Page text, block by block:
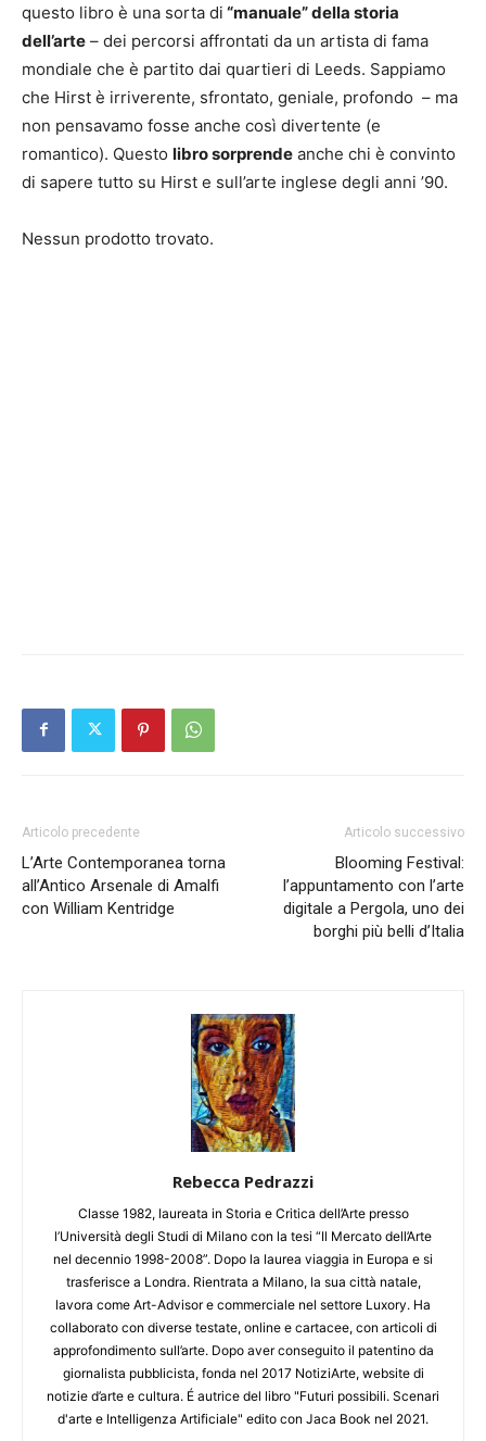
questo libro è una sorta di “manuale” della storia
dell’arte – dei percorsi affrontati da un artista di fama
mondiale che è partito dai quartieri di Leeds. Sappiamo
che Hirst è irriverente, sfrontato, geniale, profondo – ma
non pensavamo fosse anche così divertente (e
romantico). Questo libro sorprende anche chi è convinto
di sapere tutto su Hirst e sull’arte inglese degli anni ’90.
Nessun prodotto trovato.
Articolo precedente
L’Arte Contemporanea torna
all’Antico Arsenale di Amalfi
con William Kentridge
Articolo successivo
Blooming Festival:
l’appuntamento con l’arte
digitale a Pergola, uno dei
borghi più belli d’Italia
Rebecca Pedrazzi
Classe 1982, laureata in Storia e Critica dell’Arte presso
l’Università degli Studi di Milano con la tesi “Il Mercato dell’Arte
nel decennio 1998-2008”. Dopo la laurea viaggia in Europa e si
trasferisce a Londra. Rientrata a Milano, la sua città natale,
lavora come Art-Advisor e commerciale nel settore Luxory. Ha
collaborato con diverse testate, online e cartacee, con articoli di
approfondimento sull’arte. Dopo aver conseguito il patentino da
giornalista pubblicista, fonda nel 2017 NotiziArte, website di
notizie d’arte e cultura. É autrice del libro "Futuri possibili. Scenari
d'arte e Intelligenza Artificiale" edito con Jaca Book nel 2021.